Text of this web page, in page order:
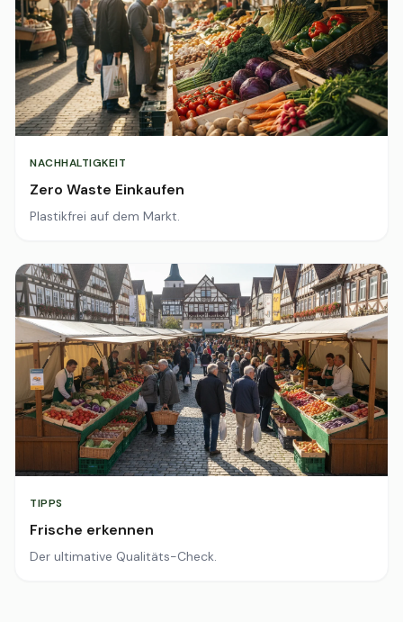
NACHHALTIGKEIT
Zero Waste Einkaufen
Plastikfrei auf dem Markt.
TIPPS
Frische erkennen
Der ultimative Qualitäts-Check.